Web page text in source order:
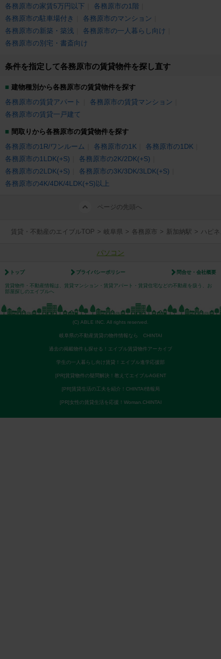
各務原市の家賃5万円以下
各務原市の1階
各務原市の駐車場付き
各務原市のマンション
各務原市の新築・築浅
各務原市の一人暮らし向け
各務原市の別宅・書斎向け
条件を指定して各務原市の賃貸物件を探し直す
建物種別から各務原市の賃貸物件を探す
各務原市の賃貸アパート
各務原市の賃貸マンション
各務原市の賃貸一戸建て
間取りから各務原市の賃貸物件を探す
各務原市の1R/ワンルーム
各務原市の1K
各務原市の1DK
各務原市の1LDK(+S)
各務原市の2K/2DK(+S)
各務原市の2LDK(+S)
各務原市の3K/3DK/3LDK(+S)
各務原市の4K/4DK/4LDK(+S)以上
ページの先頭へ
賃貸・不動産のエイブルTOP > 岐阜県 > 各務原市 > 新加納駅 > ハピ
パソコン
トップ プライバシーポリシー 問合せ・会社概要
賃貸物件・不動産情報は、賃貸マンション・賃貸アパート・賃貸住宅などの不動産を扱う、お
部屋探しのエイブルへ
(C) ABLE INC. All rights reserved.
岐阜県の不動産賃貸の物件情報なら CHINTAI
過去の掲載物件も探せる！エイブル賃貸物件アーカイブ
学生の一人暮らし向け賃貸！エイブル進学応援部
[PR]賃貸物件の疑問解決！教えてエイブルAGENT
[PR]賃貸生活の工夫を紹介！CHINTAI情報局
[PR]女性の賃貸生活を応援！Woman.CHINTAI